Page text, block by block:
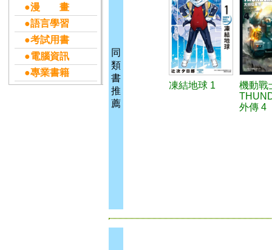
●漫 畫
●語言學習
●考試用書
●電腦資訊
●專業書籍
同
類
書
推
薦
凍結地球 1
機動戰
外傳 4